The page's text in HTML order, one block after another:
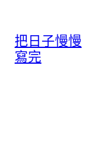
把日子慢慢
寫完